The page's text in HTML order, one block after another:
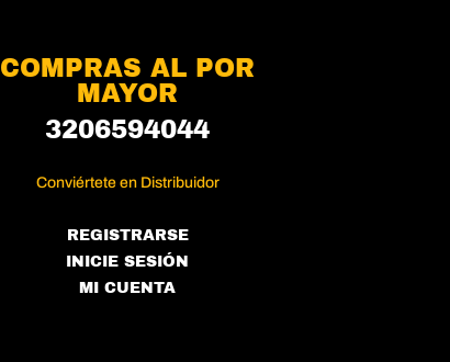
COMPRAS AL POR
MAYOR
3206594044
Conviértete en Distribuidor
REGISTRARSE
INICIE SESIÓN
MI CUENTA